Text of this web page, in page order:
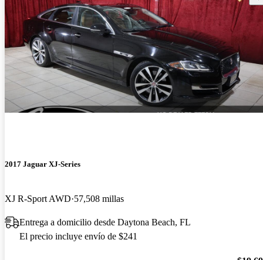
2017 Jaguar XJ-Series
XJ R-Sport AWD 57,508 millas
Entrega a domicilio desde Daytona Beach, FL
El precio incluye envío de $241